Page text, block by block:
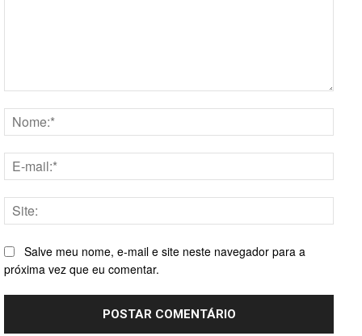
mail:*
Salve meu nome, e-mail e site neste navegador para a
próxima vez que eu comentar.